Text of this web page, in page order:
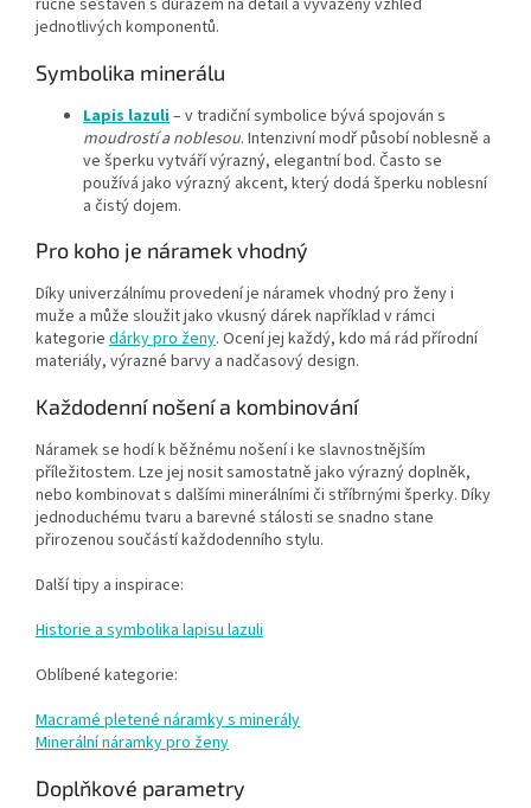
jednotlivých komponentů.
Symbolika minerálu
Lapis lazuli– v tradiční symbolice bývá spojován s
moudrostí a noblesou. Intenzivní modř působí noblesně a
ve šperku vytváří výrazný, elegantní bod. Často se
používá jako výrazný akcent, který dodá šperku noblesní
a čistý dojem.
Pro koho je náramek vhodný
Díky univerzálnímu provedení je náramek vhodný pro ženy i
muže a může sloužit jako vkusný dárek například v rámci
kategorie dárky pro ženy. Ocení jej každý, kdo má rád přírodní
materiály, výrazné barvy a nadčasový design.
Každodenní nošení a kombinování
Náramek se hodí k běžnému nošení i ke slavnostnějším
příležitostem. Lze jej nosit samostatně jako výrazný doplněk,
nebo kombinovat s dalšími minerálními či stříbrnými šperky. Díky
jednoduchému tvaru a barevné stálosti se snadno stane
přirozenou součástí každodenního stylu.
Další tipy a inspirace:
Historie a symbolika lapisu lazuli
Oblíbené kategorie:
Macramé pletené náramky s minerály
Minerální náramky pro ženy
Doplňkové parametry